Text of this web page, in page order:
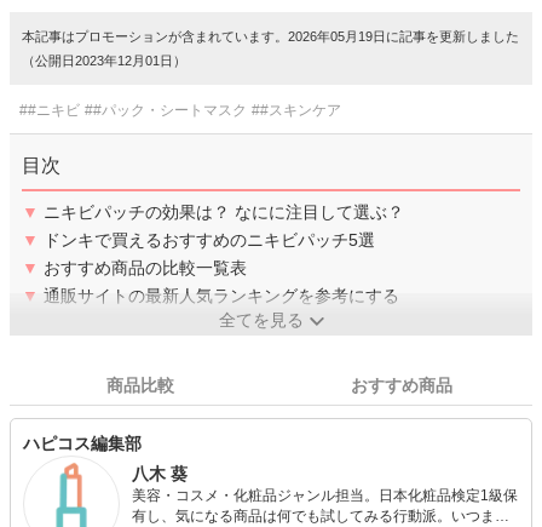
本記事はプロモーションが含まれています。2026年05月19日に記事を更新しました
（公開日2023年12月01日）
##ニキビ ##パック・シートマスク ##スキンケア
目次
▼ ニキビパッチの効果は？ なにに注目して選ぶ？
▼
ドンキで買えるおすすめのニキビパッチ5選
▼ おすすめ商品の比較一覧表
▼ 通販サイトの最新人気ランキングを参考にする
全てを見る
商品比較 おすすめ商品
ハピコス編集部
八木 葵
美容・コスメ・化粧品ジャンル担当。日本化粧品検定1級保
有し、気になる商品は何でも試してみる行動派。いつまで